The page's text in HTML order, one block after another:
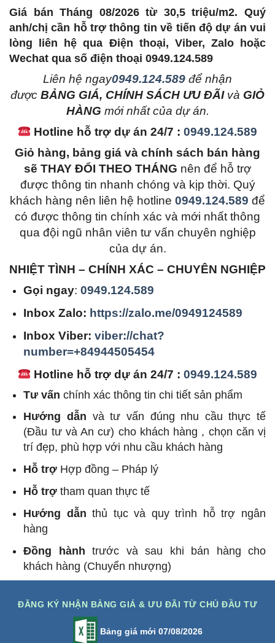
Giá bán Tháng 08/2026 từ 30,5 triệu/m2. Quý
anh/chị cần hỗ trợ thông tin về tiến độ dự án vui
lòng liên hệ qua Điện thoại, Viber, Zalo hoặc
Wechat qua số điện thoại 0949.124.589
Liên hệ ngay0949.124.589 để nhận
được BẢNG GIÁ, CHÍNH SÁCH ƯU ĐÃIvà GIỎ
HÀNG mới nhất của dự án.
Hotline hỗ trợ dự án 24/7 :0949.124.589
Giỏ hàng, bảng giá và chính sách bán hàng
sẽ THAY ĐỔI THEO THÁNG nên để hỗ trợ
được thông tin nhanh chóng và kịp thời. Quý
khách hàng nên liên hệ hotline 0949.124.589 để
có được thông tin chính xác và mới nhất thông
qua đội ngũ nhân viên tư vấn chuyên nghiệp
của dự án.
NHIỆT TÌNH – CHÍNH XÁC – CHUYÊN NGHIỆP
Gọi ngay:0949.124.589
Inbox Zalo: https://zalo.me/0949124589
Inbox Viber:viber://chat?
number=+84944505454
Hotline hỗ trợ dự án 24/7 :0949.124.589
Tư vấn chính xác thông tin chi tiết sản phẩm
Hướng dẫn và tư vấn đúng nhu cầu thực tế
(Đầu tư và An cư) cho khách hàng , chọn căn vị
trí đẹp, phù hợp với nhu cầu khách hàng
Hỗ trợ Hợp đồng – Pháp lý
Hỗ trợtham quan thực tế
Hướng dẫn thủ tục và quy trình hỗ trợ ngân
hàng
Đồng hành trước và sau khi bán hàng cho
khách hàng (Chuyển nhượng)
ĐĂNG KÝ NHẬN BẢNG GIÁ & ƯU ĐÃI TỪ CHỦ ĐẦU TƯ
Bảng giá mới 07/08/2026